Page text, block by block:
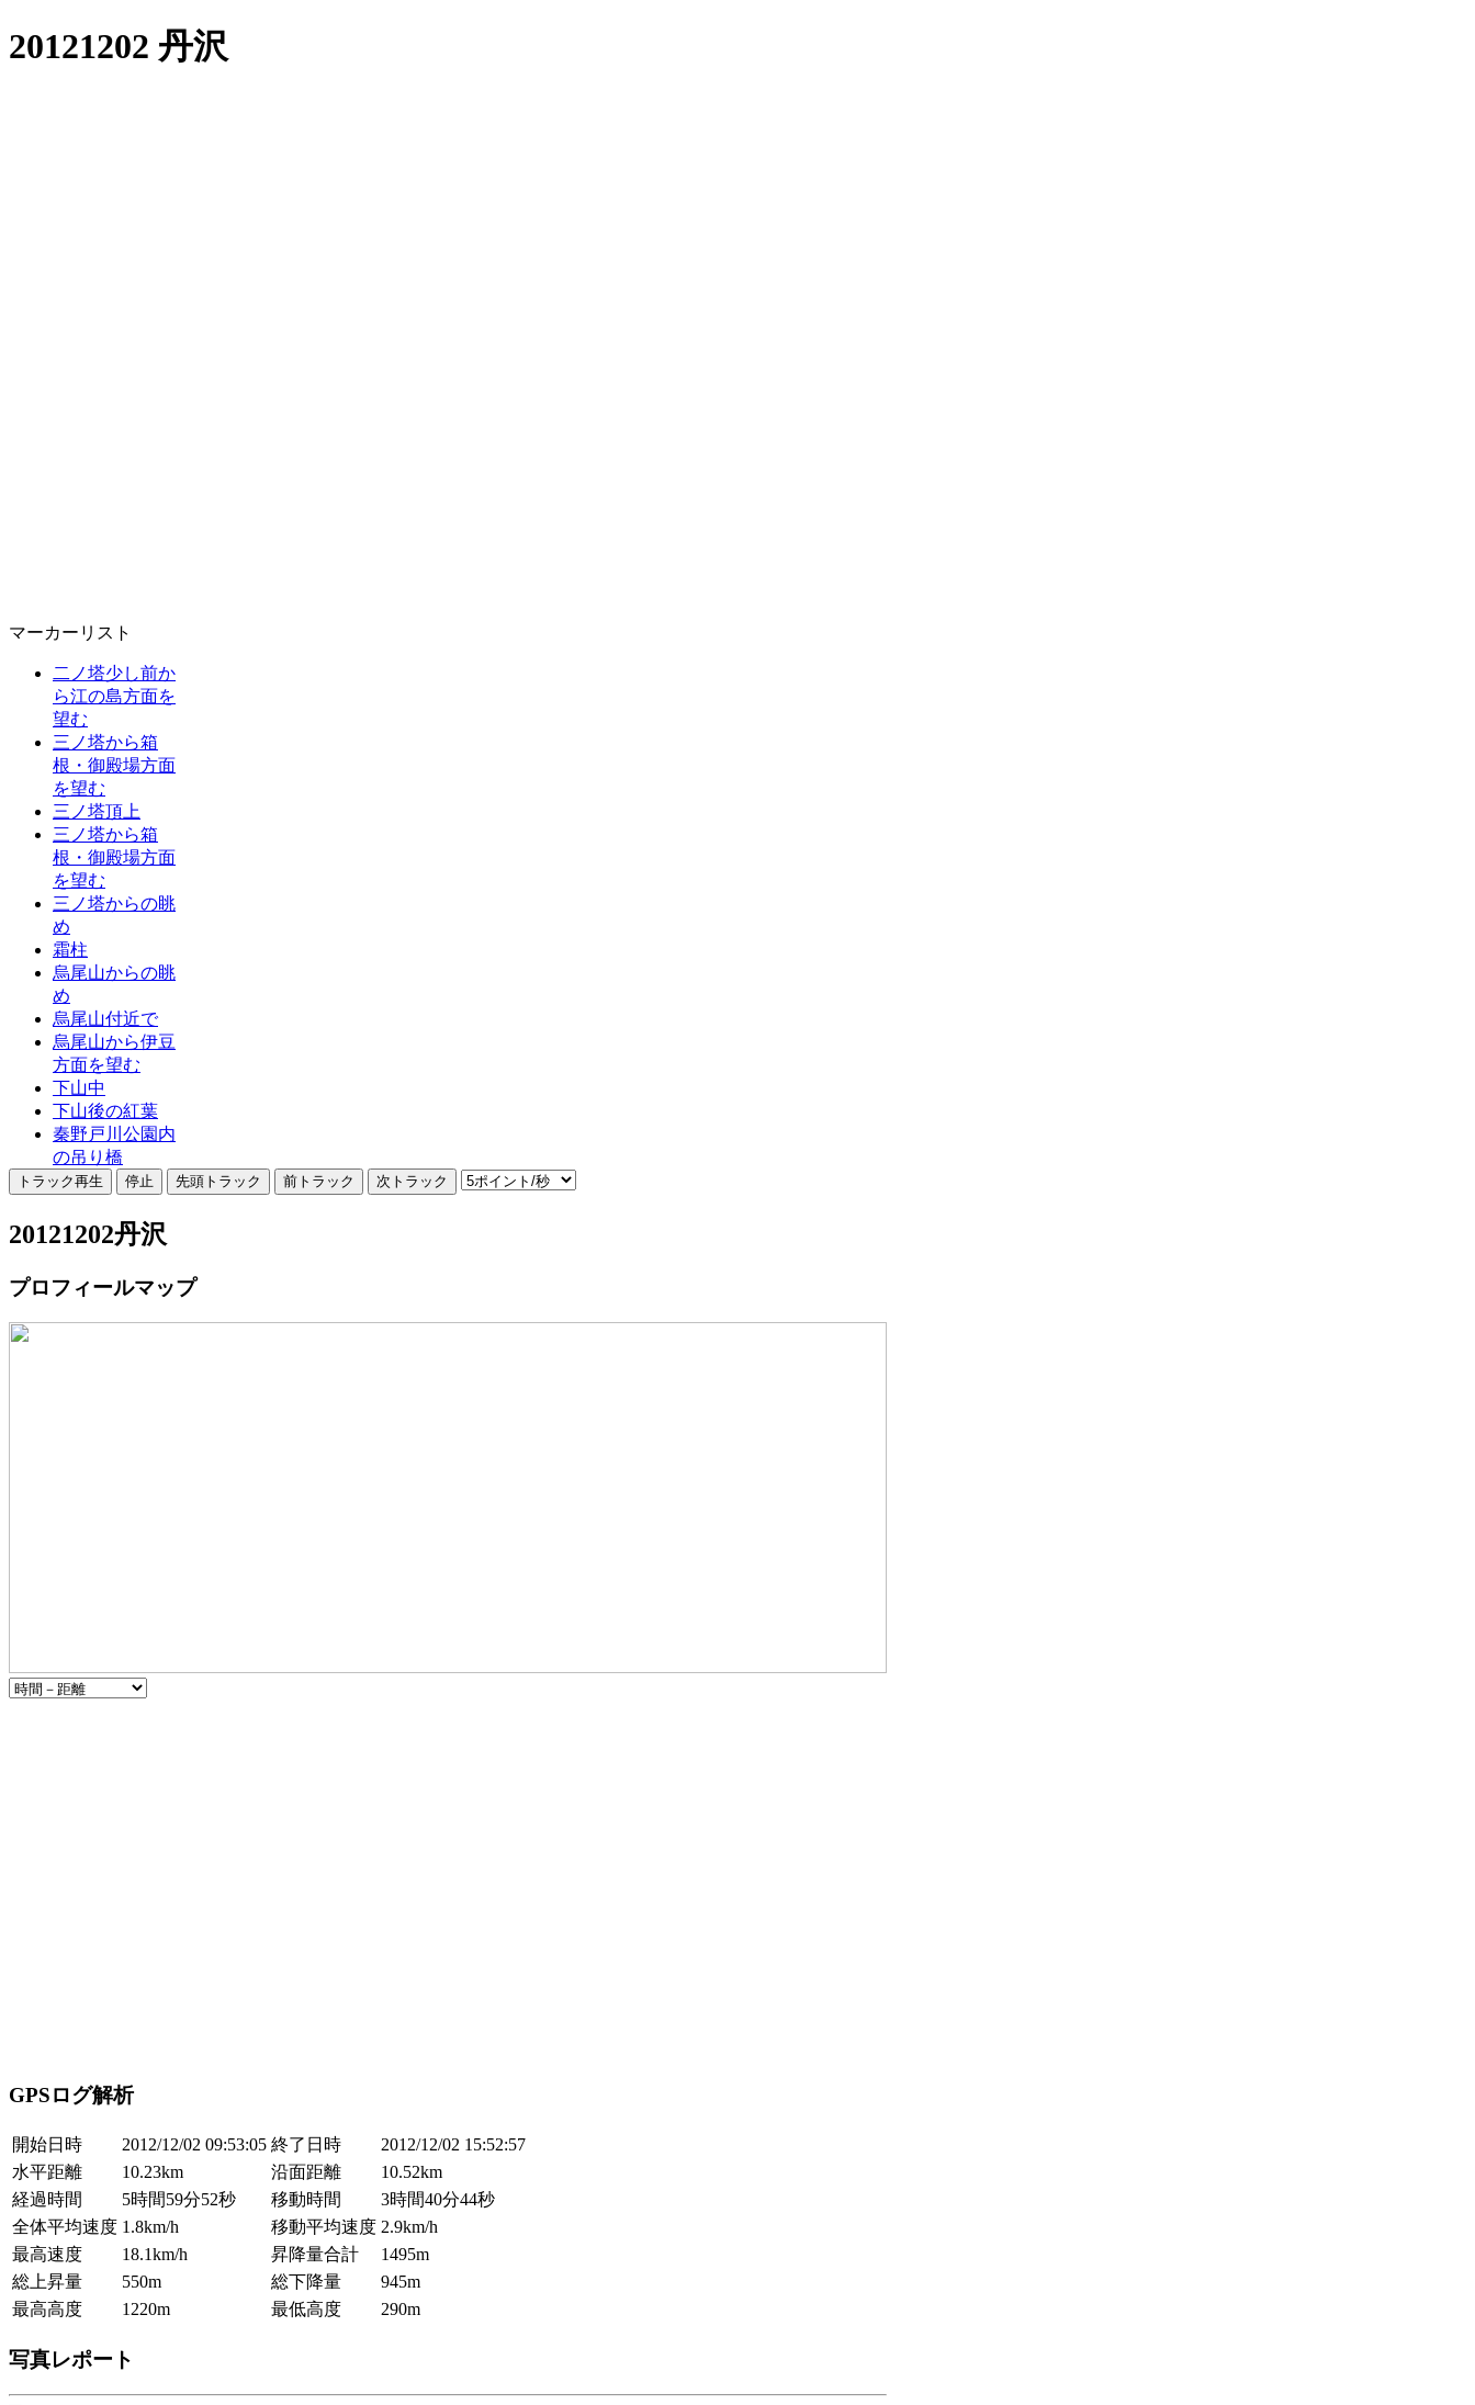
20121202 丹沢
マーカーリスト
二ノ塔少し前か
ら江の島方面を
望む
三ノ塔から箱
根・御殿場方面
を望む
三ノ塔頂上
三ノ塔から箱
根・御殿場方面
を望む
三ノ塔からの眺
め
霜柱
烏尾山からの眺
め
烏尾山付近で
烏尾山から伊豆
方面を望む
下山中
下山後の紅葉
秦野戸川公園内
の吊り橋
20121202丹沢
プロフィールマップ
GPSログ解析
開始日時 2012/12/02 09:53:05 終了日時
2012/12/02 15:52:57
水平距離
10.23km 沿面距離
10.52km
経過時間
5時間59分52秒 移動時間
3時間40分44秒
全体平均速度 1.8km/h 移動平均速度 2.9km/h
最高速度
18.1km/h 昇降量合計
1495m
総上昇量
550m 総下降量
945m
最高高度
1220m 最低高度 290m
写真レポート